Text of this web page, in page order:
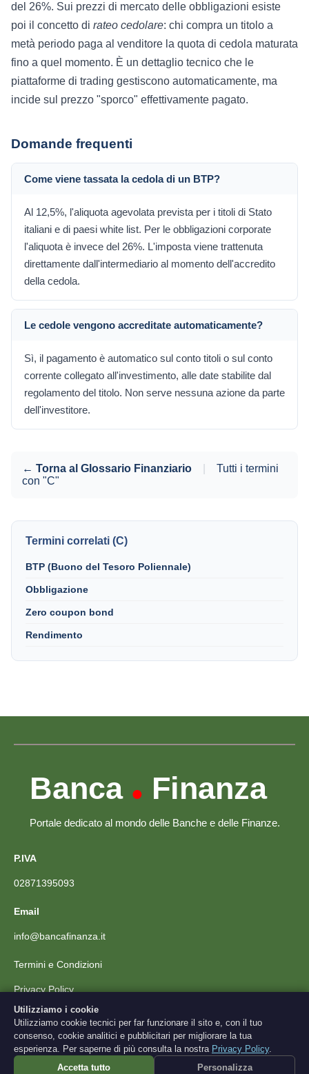
del 26%. Sui prezzi di mercato delle obbligazioni esiste
poi il concetto di rateo cedolare: chi compra un titolo a
metà periodo paga al venditore la quota di cedola maturata
fino a quel momento. È un dettaglio tecnico che le
piattaforme di trading gestiscono automaticamente, ma
incide sul prezzo "sporco" effettivamente pagato.
Domande frequenti
Come viene tassata la cedola di un BTP?
Al 12,5%, l'aliquota agevolata prevista per i titoli di Stato
italiani e di paesi white list. Per le obbligazioni corporate
l'aliquota è invece del 26%. L'imposta viene trattenuta
direttamente dall'intermediario al momento dell'accredito
della cedola.
Le cedole vengono accreditate automaticamente?
Sì, il pagamento è automatico sul conto titoli o sul conto
corrente collegato all'investimento, alle date stabilite dal
regolamento del titolo. Non serve nessuna azione da parte
dell'investitore.
← Torna al Glossario Finanziario
Tutti i termini
con "C"
Termini correlati (C)
BTP (Buono del Tesoro Poliennale)
Obbligazione
Zero coupon bond
Rendimento
Banca • Finanza
Portale dedicato al mondo delle Banche e delle Finanze.
P.IVA
02871395093
Email
info@bancafinanza.it
Termini e Condizioni
Privacy Policy
Scarica l'App
Gratis · Nessun app store richiesto
Utilizziamo i cookie
Utilizziamo cookie tecnici per far funzionare il sito e, con il tuo
consenso, cookie analitici e pubblicitari per migliorare la tua
esperienza. Per saperne di più consulta la nostra Privacy Policy.
Accetta tutto
Personalizza